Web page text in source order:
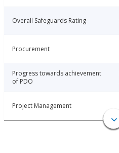
Overall Safeguards Rating
Procurement
Progress towards achievement
of PDO
Project Management